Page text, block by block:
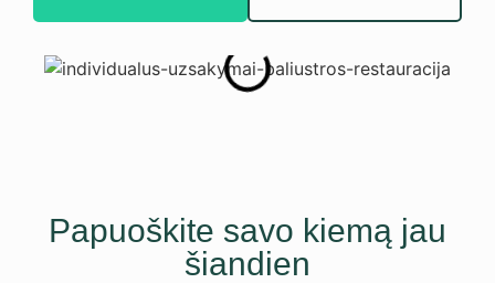
Papuoškite savo kiemą jau
šiandien